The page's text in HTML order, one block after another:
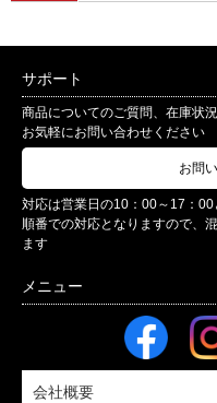
サポート
商品についてのご質問、在庫状
お気軽にお問い合わせください
お問
対応は営業日の10：00～17：00
順番での対応となりますので、
ます
会社概要